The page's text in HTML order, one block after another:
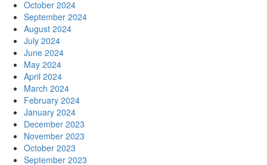
October 2024
September 2024
August 2024
July 2024
June 2024
May 2024
April 2024
March 2024
February 2024
January 2024
December 2023
November 2023
October 2023
September 2023